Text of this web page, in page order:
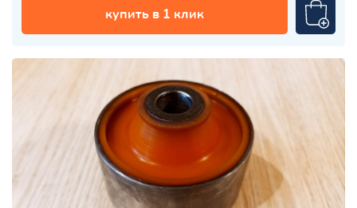
купить в 1 клик